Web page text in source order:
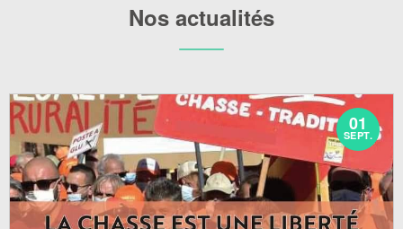
Nos actualités
01
SEPT.